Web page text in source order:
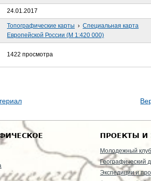
24.01.2017
Топографические карты › Специальная карта
Европейской России (М 1:420 000)
1422 просмотра
ПРОЕКТЫ И
Молодежный клуб
Географический
Экспедиции и